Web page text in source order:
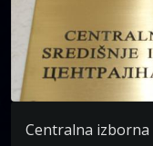
Centralna izborna